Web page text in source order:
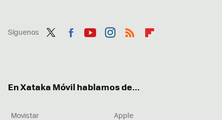
Síguenos
En Xataka Móvil hablamos de...
Movistar
Apple